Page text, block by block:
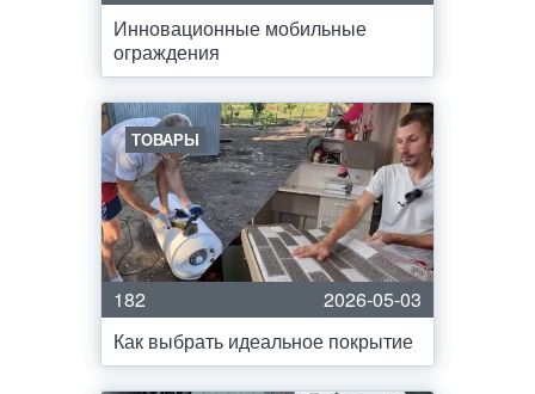
Инновационные мобильные
ограждения
ТОВАРЫ
182
2026-05-03
Как выбрать идеальное покрытие